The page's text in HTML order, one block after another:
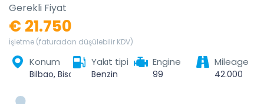
Gerekli Fiyat
€ 21.750
İşletme (faturadan düşülebilir KDV)
Konum Yakıt tipi
Benzin
Engine
99
Mileage
42.000